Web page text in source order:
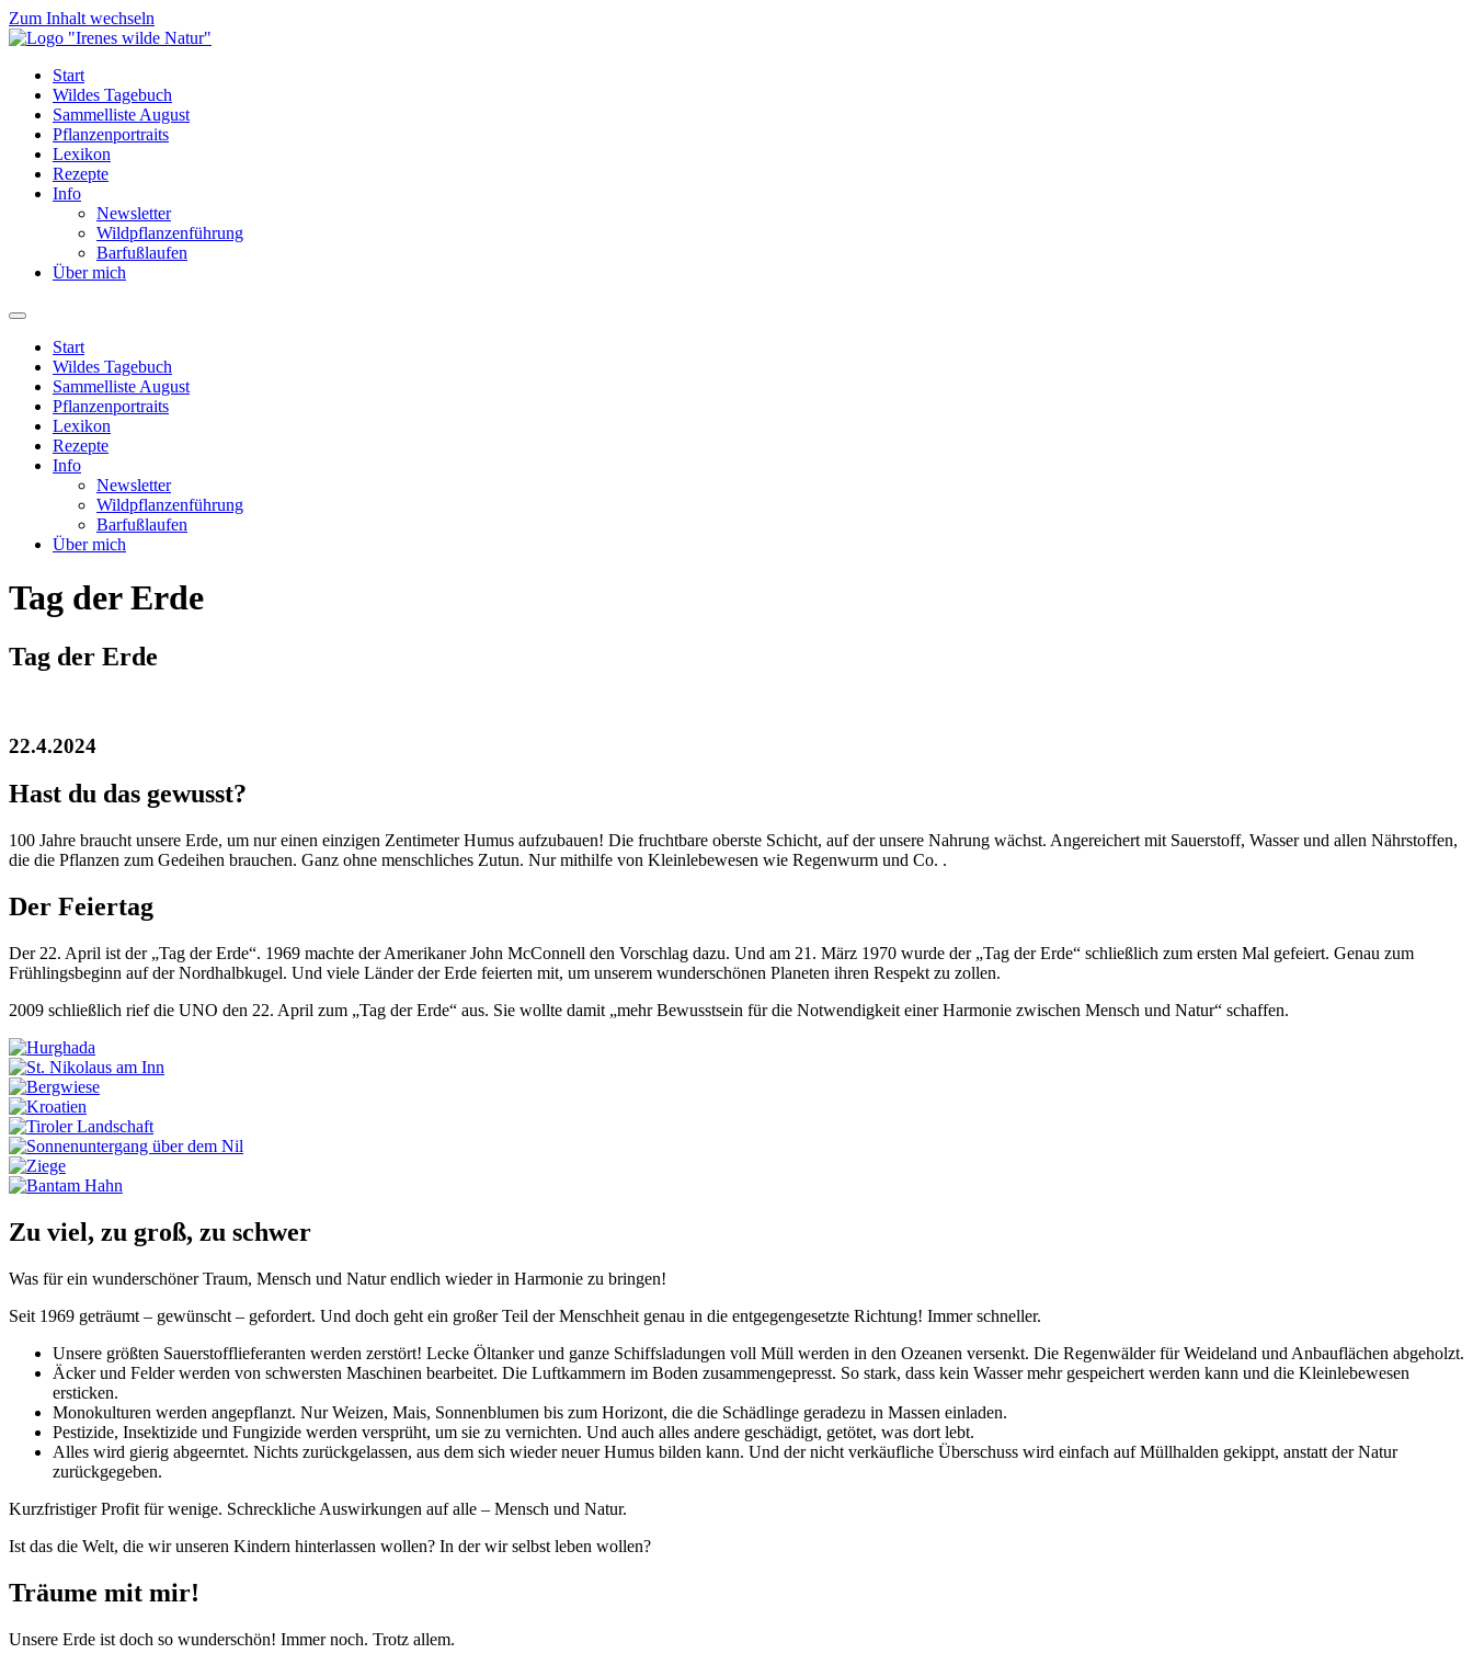
Zum Inhalt wechseln
Start
Wildes Tagebuch
Sammelliste August
Pflanzenportraits
Lexikon
Rezepte
Info
Newsletter
Wildpflanzenführung
Barfußlaufen
Über mich
Start
Wildes Tagebuch
Sammelliste August
Pflanzenportraits
Lexikon
Rezepte
Info
Newsletter
Wildpflanzenführung
Barfußlaufen
Über mich
Tag der Erde
Tag der Erde
22.4.2024
Hast du das gewusst?
100 Jahre braucht unsere Erde, um nur einen einzigen Zentimeter Humus aufzubauen! Die fruchtbare oberste Schicht, auf der unsere Nahrung wächst. Angereichert mit Sauerstoff, Wasser und allen Nährstoffen,
die die Pflanzen zum Gedeihen brauchen. Ganz ohne menschliches Zutun. Nur mithilfe von Kleinlebewesen wie Regenwurm und Co. .
Der Feiertag
Der 22. April ist der „Tag der Erde“. 1969 machte der Amerikaner John McConnell den Vorschlag dazu. Und am 21. März 1970 wurde der „Tag der Erde“ schließlich zum ersten Mal gefeiert. Genau zum
Frühlingsbeginn auf der Nordhalbkugel. Und viele Länder der Erde feierten mit, um unserem wunderschönen Planeten ihren Respekt zu zollen.
2009 schließlich rief die UNO den 22. April zum „Tag der Erde“ aus. Sie wollte damit „mehr Bewusstsein für die Notwendigkeit einer Harmonie zwischen Mensch und Natur“ schaffen.
Zu viel, zu groß, zu schwer
Was für ein wunderschöner Traum, Mensch und Natur endlich wieder in Harmonie zu bringen!
Seit 1969 geträumt – gewünscht – gefordert. Und doch geht ein großer Teil der Menschheit genau in die entgegengesetzte Richtung! Immer schneller.
Unsere größten Sauerstofflieferanten werden zerstört! Lecke Öltanker und ganze Schiffsladungen voll Müll werden in den Ozeanen versenkt. Die Regenwälder für Weideland und Anbauflächen abgeholzt.
Äcker und Felder werden von schwersten Maschinen bearbeitet. Die Luftkammern im Boden zusammengepresst. So stark, dass kein Wasser mehr gespeichert werden kann und die Kleinlebewesen
ersticken.
Monokulturen werden angepflanzt. Nur Weizen, Mais, Sonnenblumen bis zum Horizont, die die Schädlinge geradezu in Massen einladen.
Pestizide, Insektizide und Fungizide werden versprüht, um sie zu vernichten. Und auch alles andere geschädigt, getötet, was dort lebt.
Alles wird gierig abgeerntet. Nichts zurückgelassen, aus dem sich wieder neuer Humus bilden kann. Und der nicht verkäufliche Überschuss wird einfach auf Müllhalden gekippt, anstatt der Natur
zurückgegeben.
Kurzfristiger Profit für wenige. Schreckliche Auswirkungen auf alle – Mensch und Natur.
Ist das die Welt, die wir unseren Kindern hinterlassen wollen? In der wir selbst leben wollen?
Träume mit mir!
Unsere Erde ist doch so wunderschön! Immer noch. Trotz allem.